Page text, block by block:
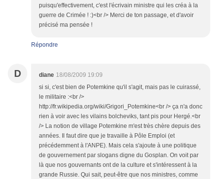
puisqu'effectivement, c'est l'écrivain ministre qui les créa à la
guerre de Crimée ! :)<br /> Merci de ton passage, et d'avoir
précisé ma pensée !
Répondre
D diane 18/08/2009 19:09
si si, c'est bien de Potemkine qu'il s'agit, mais pas le cuirassé,
le militaire :<br />
http://fr.wikipedia.org/wiki/Grigori_Potemkine<br /> ça n'a donc
rien à voir avec les vilains bolcheviks, tant pis pour Hergé.<br
/> La notion de village Potemkine m'est très chère depuis des
années. Il faut dire que je travaille à Pôle Emploi (et
précédemment à l'ANPE). Mais cela s'ajoute à une politique
de gouvernement par slogans digne du Gosplan. On voit par
là que nos gouvernants ont de la culture et s'intéressent à la
grande Russie. Qui sait, peut-être que nos ministres, comme